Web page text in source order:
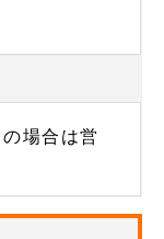
場合は営